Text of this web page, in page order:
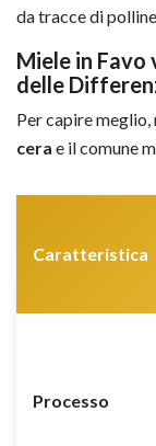
da tracce di
Miele in Favo
delle
Per capire
cera e il comune
Caratteristica
Processo